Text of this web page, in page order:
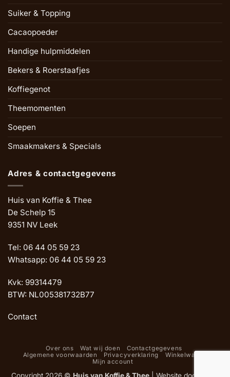
Suiker & Topping
Cacaopoeder
Handige hulpmiddelen
Bekers & Roerstaafjes
Koffiegenot
Theemomenten
Soepen
Smaakmakers & Specials
Adres & contactgegevens
Huis van Koffie & Thee
De Schelp 15
9351 NV Leek
Tel: 06 44 05 59 23
Whatsapp: 06 44 05 59 23
Kvk: 99314479
BTW: NL005381732B77
Contact
Over ons Wat wij doen
Contactgegevens
Algemene voorwaarden
Privacyverklaring
Winkelwagen
Mijn account